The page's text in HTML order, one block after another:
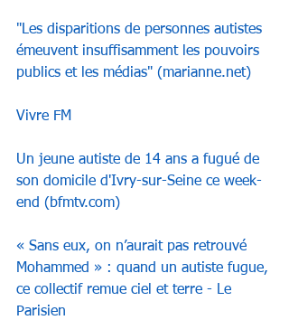
"Les disparitions de personnes autistes
émeuvent insuffisamment les pouvoirs
publics et les médias" (marianne.net)
Vivre FM
Un jeune autiste de 14 ans a fugué de
son domicile d'Ivry-sur-Seine ce week-
end ( bfmtv.com)
« Sans eux, on n’aurait pas retrouvé
Mohammed » : quand un autiste fugue,
ce collectif remue ciel et terre - Le
Parisien